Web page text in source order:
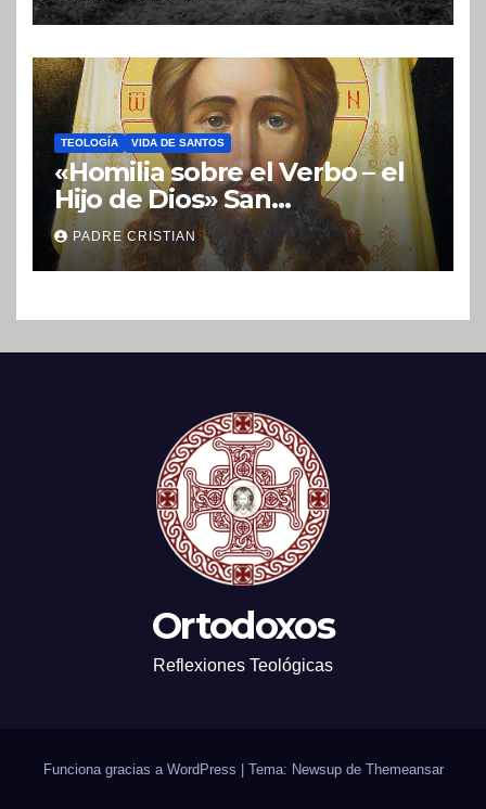
TEOLOGÍA VIDA DE SANTOS
«Homilia sobre el Verbo – el
Hijo de Dios» San
Nicolás (Velimírovich)
PADRE CRISTIAN
Ortodoxos
Reflexiones Teológicas
Funciona gracias a WordPress Tema: Newsup de Themeansar